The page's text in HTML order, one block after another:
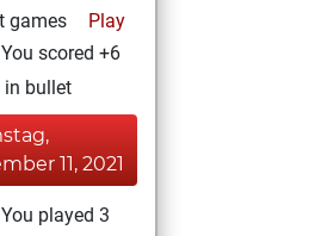
games
Play
You scored +6
in bullet
11, 2021
You played 3